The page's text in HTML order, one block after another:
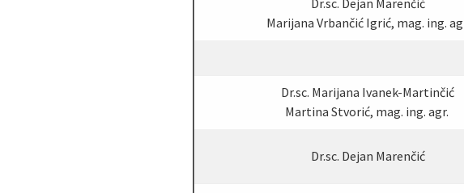
Marijana Vrbančić Igrić, mag. ing.
Dr.sc. Marijana Ivanek-Martinčić
Martina Stvorić, mag. ing. agr.
Dr.sc. Dejan Marenčić